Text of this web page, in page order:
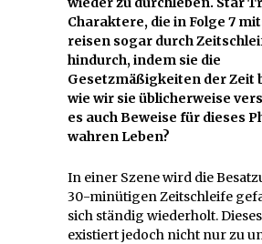
Charaktere, die in Folge 7
reisen sogar durch
hindurch, indem sie die
Gesetzmäßigkeiten der Zeit
wie wir sie üblicherweise
es auch Beweise für dieses
wahren Leben?
In einer Szene wird die
30-minütigen Zeitschleife
sich ständig wiederholt.
existiert jedoch nicht nur zu